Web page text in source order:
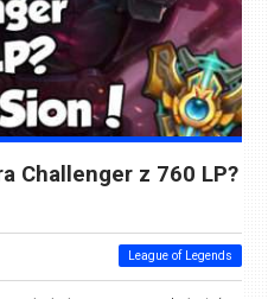
Challenger z 760 LP?
League of Legends